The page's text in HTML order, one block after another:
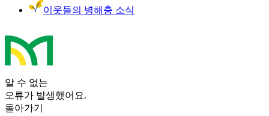
이웃들의 병해충 소식
알 수 없는
오류가 발생했어요.
돌아가기